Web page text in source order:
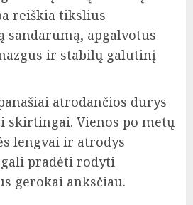
reiškia tikslius
sandarumą, apgalvotus
ir stabilų galutinį
atrodančios durys
skirtingai. Vienos po metų
lengvai ir atrodys
pradėti rodyti
gerokai anksčiau.